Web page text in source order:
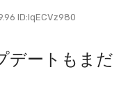
ID:lqECVz980
デートもまだ